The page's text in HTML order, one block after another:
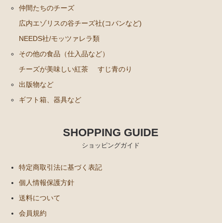
仲間たちのチーズ
広内エゾリスの谷チーズ社(コバンなど)
NEEDS社/モッツァレラ類
その他の食品（仕入品など）
チーズが美味しい紅茶
すじ青のり
出版物など
ギフト箱、器具など
SHOPPING GUIDE
ショッピングガイド
特定商取引法に基づく表記
個人情報保護方針
送料について
会員規約